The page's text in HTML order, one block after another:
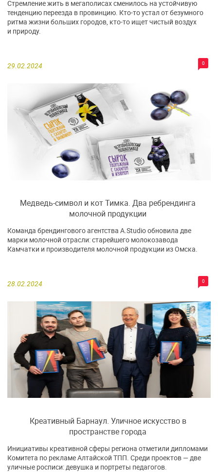
29.02.2024 0
Стремление жить в мегаполисах сменилось на устойчивую
тенденцию переезда в провинцию. Кто-то устал от безумного
ритма жизни больших городов, кто-то ищет чистый воздух
и природу.
Медведь-символ и кот Тимка. Два ребрендинга
молочной продукции
28.02.2024 0
Команда брендингового агентства A.Studio обновила две
марки молочной отрасли: старейшего молокозавода
Камчатки и производителя молочной продукции из Омска.
Креативный Барнаул. Уличное искусство в
пространстве города
Инициативы креативной сферы региона отметили дипломами
Комитета по рекламе Алтайской ТПП. Среди проектов — две
уличные росписи: девушка и портреты педагогов.